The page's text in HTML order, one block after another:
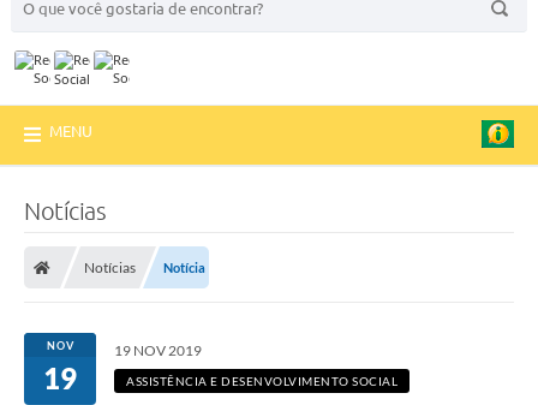
MENU
Notícias
Notícias Notícia
NOV
19
19 NOV 2019
ASSISTÊNCIA E DESENVOLVIMENTO SOCIAL